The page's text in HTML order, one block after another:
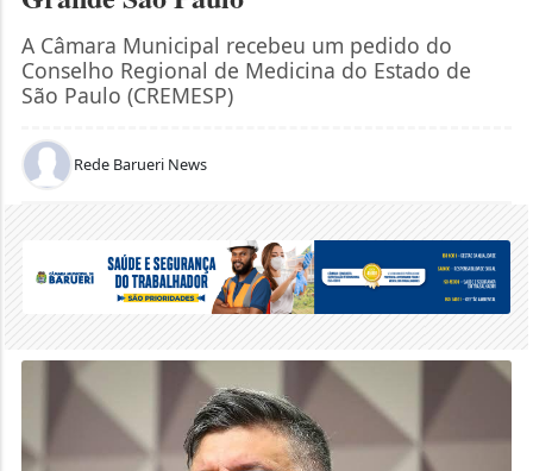
A Câmara Municipal recebeu um pedido do
Conselho Regional de Medicina do Estado de
São Paulo (CREMESP)
Rede Barueri News